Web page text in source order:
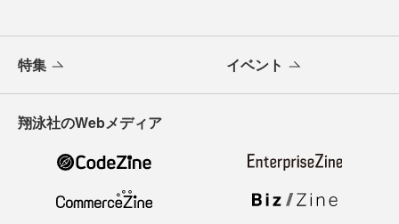
特集 イベント
翔泳社のWebメディア